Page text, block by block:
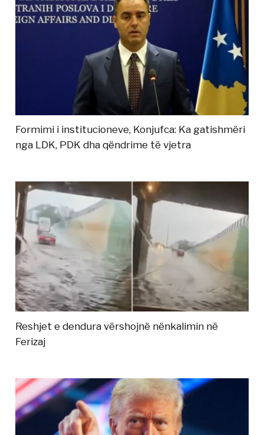
Formimi i institucioneve, Konjufca: Ka gatishmëri
nga LDK, PDK dha qëndrime të vjetra
Reshjet e dendura vërshojnë nënkalimin në
Ferizaj